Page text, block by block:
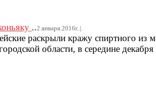
..2.января.2016г..|.
раскрыли кражу спиртного из
области, в середине декабря